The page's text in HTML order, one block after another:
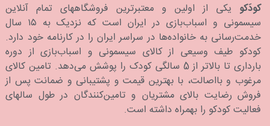
کودَکو یکی از اولین و معتبرترین فروشگاههای تمام آنلاین
سیسمونی و اسباب‌بازی در ایران است که نزدیک به ۱۵ سال
خدمت‌رسانی به خانواده‌ها در سراسر ایران را در کارنامه خود دارد.
كودكو طیف وسیعی از کالای سیسمونی و اسباب‌بازی از دوره
بارداری تا بالاتر از 5 سالگی کودک را پوشش می‌دهد. تامین کالای
مرغوب و بااصالت، با بهترین قیمت و پشتیبانی و ضمانت پس از
فروش رضایت بالای مشتریان و تامین‌کنندگان در طول سالهای
فعالیت کودکو را بهمراه داشته است.